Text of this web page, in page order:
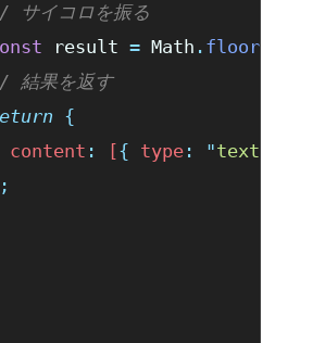
サイコロを振る
result = Math . floor
結果を返す
{
content
: [{ type : "text